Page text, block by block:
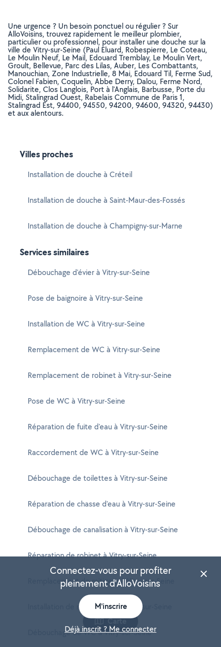
Une urgence ? Un besoin ponctuel ou régulier ? Sur
AlloVoisins, trouvez rapidement le meilleur plombier,
particulier ou professionnel, pour installer une douche sur la
ville de Vitry-sur-Seine (Paul Eluard, Robespierre, Le Coteau,
Le Moulin Neuf, Le Mail, Edouard Tremblay, Le Moulin Vert,
Groult, Bellevue, Parc des Lilas, Auber, Les Combattants,
Manouchian, Zone Industrielle, 8 Mai, Edouard Til, Ferme Sud,
Colonel Fabien, Coquelin, Abbe Derry, Dalou, Ferme Nord,
Solidarite, Clos Langlois, Port à l'Anglais, Barbusse, Porte du
Midi, Stalingrad Ouest, Rabelais Commune de Paris 1,
Stalingrad Est, 94400, 94550, 94200, 94600, 94320, 94430)
et aux alentours.
Villes proches
Installation de douche à Créteil
Installation de douche à Saint-Maur-des-Fossés
Installation de douche à Champigny-sur-Marne
Services similaires
Débouchage d'évier à Vitry-sur-Seine
Pose de baignoire à Vitry-sur-Seine
Installation de WC à Vitry-sur-Seine
Remplacement de WC à Vitry-sur-Seine
Remplacement de robinet à Vitry-sur-Seine
Pose de WC à Vitry-sur-Seine
Réparation de fuite d'eau à Vitry-sur-Seine
Raccordement de WC à Vitry-sur-Seine
Débouchage de toilettes à Vitry-sur-Seine
Réparation de chasse d'eau à Vitry-sur-Seine
Débouchage de canalisation à Vitry-sur-Seine
Réparation de robinet à Vitry-sur-Seine
Remplacement de mitigeur à Vitry-sur-Seine
Installation de robinetterie à Vitry-sur-Seine
Débouchage de WC à Vitry-sur-Seine
Carte
Connectez-vous pour profiter
pleinement d'AlloVoisins
M'inscrire
Déjà inscrit ? Me connecter